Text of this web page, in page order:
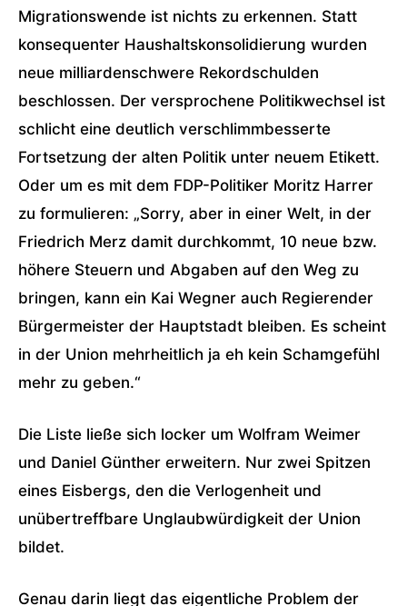
Migrationswende ist nichts zu erkennen. Statt
konsequenter Haushaltskonsolidierung wurden
neue milliardenschwere Rekordschulden
beschlossen. Der versprochene Politikwechsel ist
schlicht eine deutlich verschlimmbesserte
Fortsetzung der alten Politik unter neuem Etikett.
Oder um es mit dem FDP-Politiker Moritz Harrer
zu formulieren: „Sorry, aber in einer Welt, in der
Friedrich Merz damit durchkommt, 10 neue bzw.
höhere Steuern und Abgaben auf den Weg zu
bringen, kann ein Kai Wegner auch Regierender
Bürgermeister der Hauptstadt bleiben. Es scheint
in der Union mehrheitlich ja eh kein Schamgefühl
mehr zu geben.“
Die Liste ließe sich locker um Wolfram Weimer
und Daniel Günther erweitern. Nur zwei Spitzen
eines Eisbergs, den die Verlogenheit und
unübertreffbare Unglaubwürdigkeit der Union
bildet.
Genau darin liegt das eigentliche Problem der